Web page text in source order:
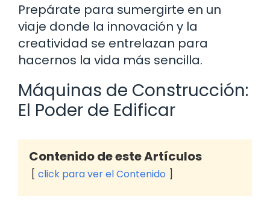
Prepárate para sumergirte en un
viaje donde la innovación y la
creatividad se entrelazan para
hacernos la vida más sencilla.
Máquinas de Construcción:
El Poder de Edificar
Contenido de este Artículos
click para ver el Contenido